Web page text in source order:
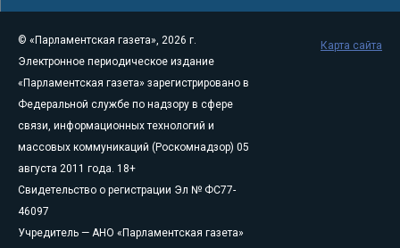
© «Парламентская газета», 2026 г.
Электронное периодическое издание
«Парламентская газета» зарегистрировано в
Федеральной службе по надзору в сфере
связи, информационных технологий и
массовых коммуникаций (Роскомнадзор) 05
августа 2011 года. 18+
Свидетельство о регистрации Эл № ФС77-
46097
Учредитель — АНО «Парламентская газета»
Карта сайта